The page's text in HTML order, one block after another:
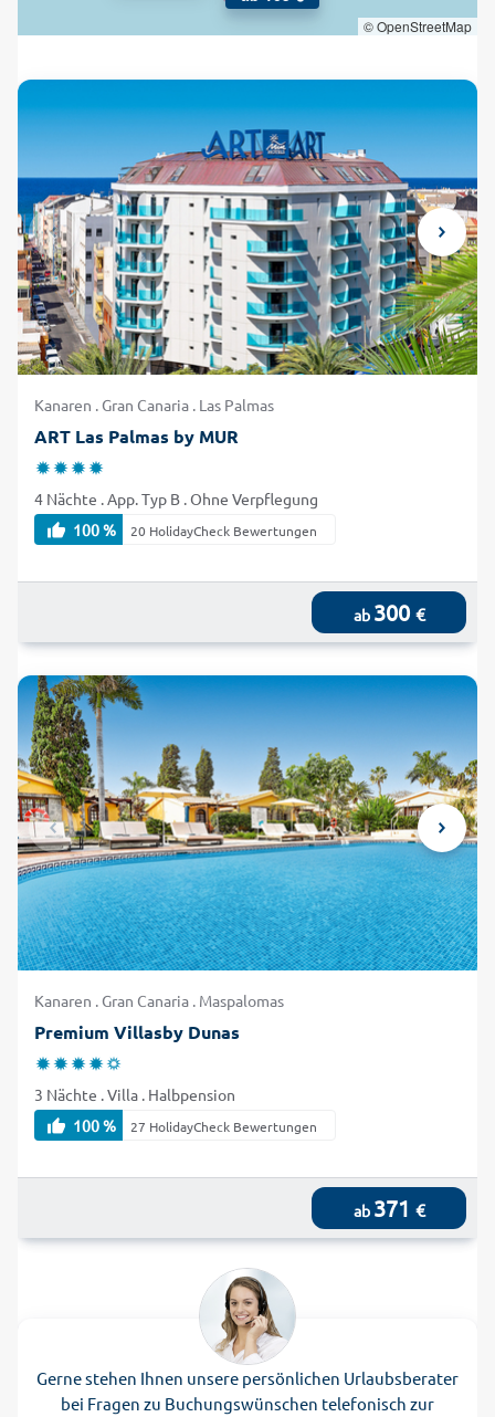
© OpenStreetMap
Kanaren . Gran Canaria . Las Palmas
ART Las Palmas by MUR
4 Nächte . App. Typ B . Ohne Verpflegung
100 %
20 HolidayCheck Bewertungen
ab 300 €
Kanaren . Gran Canaria . Maspalomas
Premium Villasby Dunas
3 Nächte . Villa . Halbpension
100 %
27 HolidayCheck Bewertungen
ab 371 €
Gerne stehen Ihnen unsere persönlichen Urlaubsberater
bei Fragen zu Buchungswünschen telefonisch zur